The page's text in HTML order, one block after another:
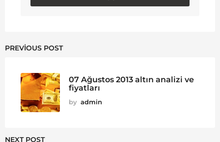
PREVIOUS POST
07 Ağustos 2013 altın analizi ve
fiyatları
by admin
NEXT POST